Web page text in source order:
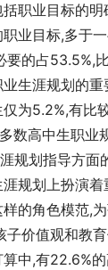
职业目标的
业目标,多于
要的占53.5%,
生涯规划的
为5.2%,有比
数高中生职业
规划指导方面
规划上扮演
的角色模范,
子价值观和教
中,有22.6%